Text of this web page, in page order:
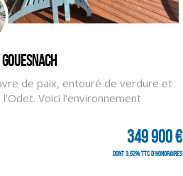
de paix, entouré de verdure et
l'Odet. Voici l'environnement
349 900 €
dont 3.52% TTC d'honoraires